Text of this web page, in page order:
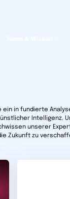
ein in fundierte
Intelligenz.
unserer
Zukunft zu